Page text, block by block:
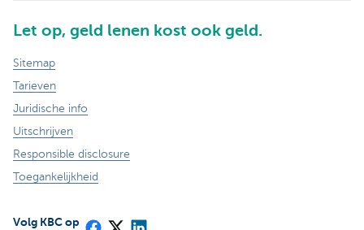
Let op, geld lenen kost ook geld.
Sitemap
Tarieven
Juridische info
Uitschrijven
Responsible disclosure
Toegankelijkheid
Volg KBC op